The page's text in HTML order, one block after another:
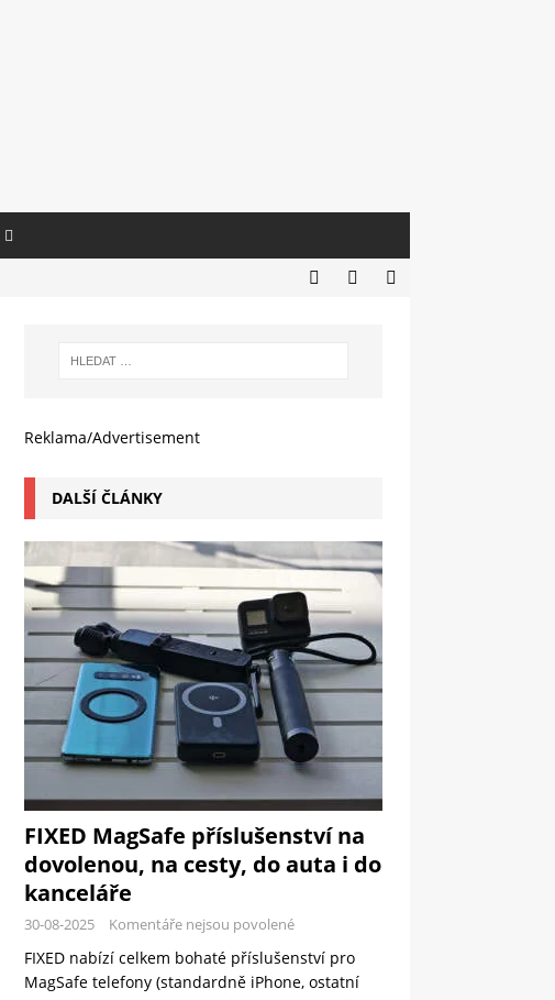
Reklama/Advertisement
DALŠÍ ČLÁNKY
FIXED MagSafe příslušenství na
dovolenou, na cesty, do auta i do
kanceláře
30-08-2025 Komentáře nejsou povolené
FIXED nabízí celkem bohaté příslušenství pro
MagSafe telefony (standardně iPhone, ostatní